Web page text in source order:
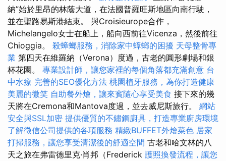
納”始於里昂的林蔭大道，在法國普羅旺斯地區向南行駛，
並在聖路易斯港結束。 與Croisieurope合作，
Michelangelo女士在船上，船向西前往Vicenza，然後前往
Chioggia。 殺蟑螂服務，消除家中蟑螂的困擾 天母整骨專
業 第四天在維羅納（Verona）度過，古老的圓形劇場和銀
杯花園。 專業設計師，讓您家裡的每個角落都充滿創意 台
中水療 完善的SEO優化方法 桃園植牙服務，為你打造健康
美麗的微笑 自助餐外燴，讓來賓隨心享受美食 接下來的幾
天將在Cremona和Mantova度過，並去威尼斯旅行。 網站
安全與SSL加密 提供優質的不鏽鋼廚具，打造專業廚房環境
了解徵信公司提供的各項服務 精緻BUFFET外燴菜色 居家
打掃服務，讓您享受清潔後的舒適空間 古老和哈文林的八
天之旅在弗雷德里克·肖邦（Frederick 護照換發流程，讓您